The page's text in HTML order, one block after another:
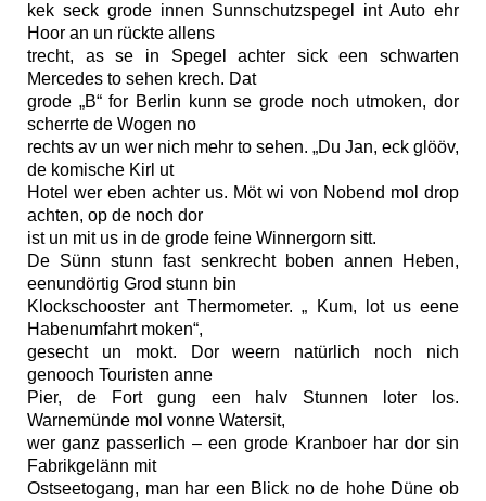
kek seck grode innen Sunnschutzspegel int Auto ehr
Hoor an un rückte allens
trecht, as se in Spegel achter sick een schwarten
Mercedes to sehen krech. Dat
grode „B“ for Berlin kunn se grode noch utmoken, dor
scherrte de Wogen no
rechts av un wer nich mehr to sehen. „Du Jan, eck glööv,
de komische Kirl ut
Hotel wer eben achter us. Möt wi von Nobend mol drop
achten, op de noch dor
ist un mit us in de grode feine Winnergorn sitt.
De Sünn stunn fast senkrecht boben annen Heben,
eenundörtig Grod stunn bin
Klockschooster ant Thermometer. „ Kum, lot us eene
Habenumfahrt moken“,
gesecht un mokt. Dor weern natürlich noch nich
genooch Touristen anne
Pier, de Fort gung een halv Stunnen loter los.
Warnemünde mol vonne Watersit,
wer ganz passerlich – een grode Kranboer har dor sin
Fabrikgelänn mit
Ostseetogang, man har een Blick no de hohe Düne ob